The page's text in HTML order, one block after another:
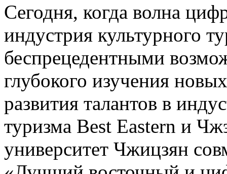
Сегодня, когда волна
индустрия культурного
беспрецедентными
глубокого изучения
развития талантов в
туризма Best Eastern и
университет Чжицзян